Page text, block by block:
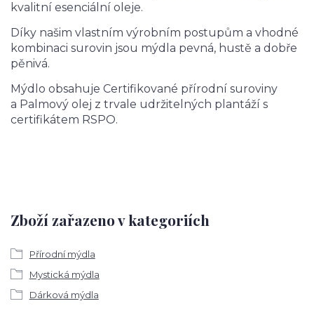
kvalitní esenciální oleje.
Díky našim vlastním výrobním postupům a vhodné
kombinaci surovin jsou mýdla pevná, hustě a dobře
pěnivá.
Mýdlo obsahuje Certifikované přírodní suroviny
a Palmový olej z trvale udržitelných plantáží s
certifikátem RSPO.
Zboží zařazeno v kategoriích
Přírodní mýdla
Mystická mýdla
Dárková mýdla